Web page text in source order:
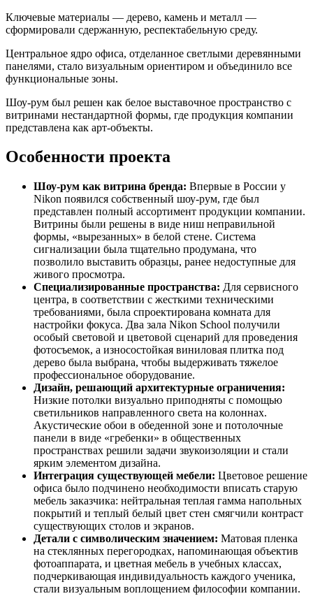
Ключевые материалы — дерево, камень и металл —
сформировали сдержанную, респектабельную среду.
Центральное ядро офиса, отделанное светлыми деревянными
панелями, стало визуальным ориентиром и объединило все
функциональные зоны.
Шоу-рум был решен как белое выставочное пространство с
витринами нестандартной формы, где продукция компании
представлена как арт-объекты.
Особенности проекта
Шоу-рум как витрина бренда: Впервые в России у
Nikon появился собственный шоу-рум, где был
представлен полный ассортимент продукции компании.
Витрины были решены в виде ниш неправильной
формы, «вырезанных» в белой стене. Система
сигнализации была тщательно продумана, что
позволило выставить образцы, ранее недоступные для
живого просмотра.
Специализированные пространства: Для сервисного
центра, в соответствии с жесткими техническими
требованиями, была спроектирована комната для
настройки фокуса. Два зала Nikon School получили
особый световой и цветовой сценарий для проведения
фотосъемок, а износостойкая виниловая плитка под
дерево была выбрана, чтобы выдерживать тяжелое
профессиональное оборудование.
Дизайн, решающий архитектурные ограничения:
Низкие потолки визуально приподняты с помощью
светильников направленного света на колоннах.
Акустические обои в обеденной зоне и потолочные
панели в виде «гребенки» в общественных
пространствах решили задачи звукоизоляции и стали
ярким элементом дизайна.
Интеграция существующей мебели: Цветовое решение
офиса было подчинено необходимости вписать старую
мебель заказчика: нейтральная теплая гамма напольных
покрытий и теплый белый цвет стен смягчили контраст
существующих столов и экранов.
Детали с символическим значением: Матовая пленка
на стеклянных перегородках, напоминающая объектив
фотоаппарата, и цветная мебель в учебных классах,
подчеркивающая индивидуальность каждого ученика,
стали визуальным воплощением философии компании.